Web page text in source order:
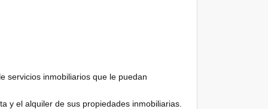
servicios inmobiliarios que le puedan
y el alquiler de sus propiedades inmobiliarias.